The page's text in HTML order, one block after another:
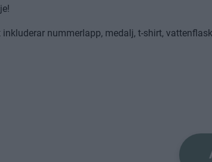
nummerlapp, medalj, t-shirt,